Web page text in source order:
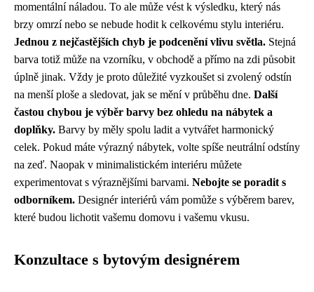
momentální náladou. To ale může vést k výsledku, který nás
brzy omrzí nebo se nebude hodit k celkovému stylu interiéru.
Jednou z nejčastějších chyb je podcenění vlivu světla. Stejná
barva totiž může na vzorníku, v obchodě a přímo na zdi působit
úplně jinak. Vždy je proto důležité vyzkoušet si zvolený odstín
na menší ploše a sledovat, jak se mění v průběhu dne. Další
častou chybou je výběr barvy bez ohledu na nábytek a
doplňky. Barvy by měly spolu ladit a vytvářet harmonický
celek. Pokud máte výrazný nábytek, volte spíše neutrální odstíny
na zeď. Naopak v minimalistickém interiéru můžete
experimentovat s výraznějšími barvami. Nebojte se poradit s
odborníkem. Designér interiérů vám pomůže s výběrem barev,
které budou lichotit vašemu domovu i vašemu vkusu.
Konzultace s bytovým designérem